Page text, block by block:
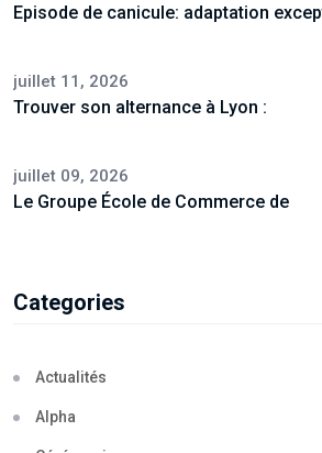
Episode de canicule: adaptation
juillet 11, 2026
Trouver son alternance à Lyon :
juillet 09, 2026
Le Groupe École de Commerce de
Categories
Actualités
Alpha